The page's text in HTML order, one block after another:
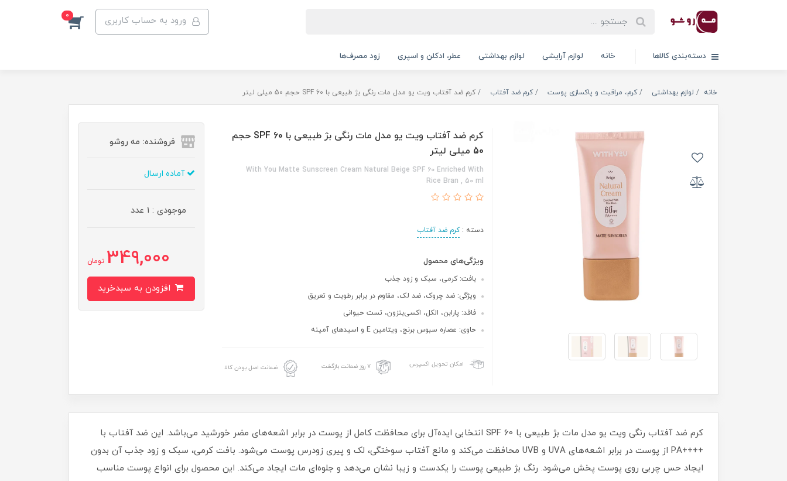
ورود به حساب کاربری 0
دسته‌بندی کالاها خانه لوازم آرایشی لوازم بهداشتی عطر، ادکلن و اسپری زود مصرف‌ها
خانه لوازم بهداشتی کرم، مراقبت و پاکسازی پوست کرم ضد آفتاب کرم ضد آفتاب ویت یو مدل مات رنگی بژ طبیعی با SPF 60 حجم 50 میلی لیتر
کرم ضد آفتاب ویت یو مدل مات رنگی بژ طبیعی با SPF 60 حجم
50 میلی لیتر
With You Matte Sunscreen Cream Natural Beige SPF ۶۰ Enriched With
Rice Bran , 50 ml
دسته :کرم ضد آفتاب
ویژگی‌های محصول
بافت: کرمی، سبک و زود جذب
ویژگی: ضد چروک، ضد لک، مقاوم در برابر رطوبت و تعریق
فاقد: پارابن، الکل، اکسی‌بنزون، تست حیوانی
حاوی: عصاره سبوس برنج، ویتامین E و اسیدهای آمینه
امکان تحویل اکسپرس ۷ روز ضمانت بازگشت ضمانت اصل بودن کالا
فروشنده: مه رو‌شو
آماده ارسال
موجودی : 1 عدد
349,000 تومان
کرم ضد آفتاب رنگی ویت یو مدل مات بژ طبیعی با SPF 60 انتخابی ایده‌آل برای محافظت کامل از پوست در برابر اشعه‌های مضر خورشید می‌باشد. این ضد آفتاب با
++++PA از پوست در برابر اشعه‌های UVA و UVB محافظت می‌کند و مانع آفتاب‌ سوختگی، لک و پیری زودرس پوست می‌شود. بافت کرمی، سبک و زود جذب آن بدون
ایجاد حس چربی روی پوست پخش می‌شود. رنگ بژ طبیعی پوست را یکدست و زیبا نشان می‌دهد و جلوه‌ای مات ایجاد می‌کند. این محصول برای انواع پوست مناسب